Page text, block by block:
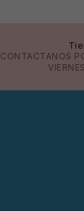
CONTACTANOS